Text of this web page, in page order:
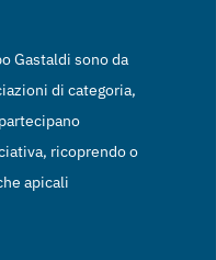
Gastaldi sono da
di categoria,
ricoprendo o
apicali